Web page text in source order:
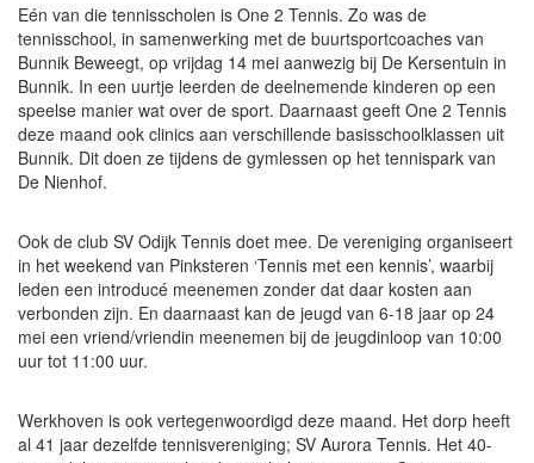
Eén van die tennisscholen is One 2 Tennis. Zo was de
tennisschool, in samenwerking met de buurtsportcoaches van
Bunnik Beweegt, op vrijdag 14 mei aanwezig bij De Kersentuin in
Bunnik. In een uurtje leerden de deelnemende kinderen op een
speelse manier wat over de sport. Daarnaast geeft One 2 Tennis
deze maand ook clinics aan verschillende basisschoolklassen uit
Bunnik. Dit doen ze tijdens de gymlessen op het tennispark van
De Nienhof.
Ook de club SV Odijk Tennis doet mee. De vereniging organiseert
in het weekend van Pinksteren ‘Tennis met een kennis’, waarbij
leden een introducé meenemen zonder dat daar kosten aan
verbonden zijn. En daarnaast kan de jeugd van 6-18 jaar op 24
mei een vriend/vriendin meenemen bij de jeugdinloop van 10:00
uur tot 11:00 uur.
Werkhoven is ook vertegenwoordigd deze maand. Het dorp heeft
al 41 jaar dezelfde tennisvereniging; SV Aurora Tennis. Het 40-